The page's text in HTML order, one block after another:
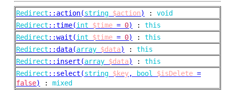
Redirect :: action(string $action) : void
Redirect ::time(int $time = 0) : this
Redirect ::wait(int $time = 0) : this
Redirect ::data(array $data) : this
Redirect :: insert(array $data) : this
Redirect :: select(string $key, bool $isDelete =
false) : mixed